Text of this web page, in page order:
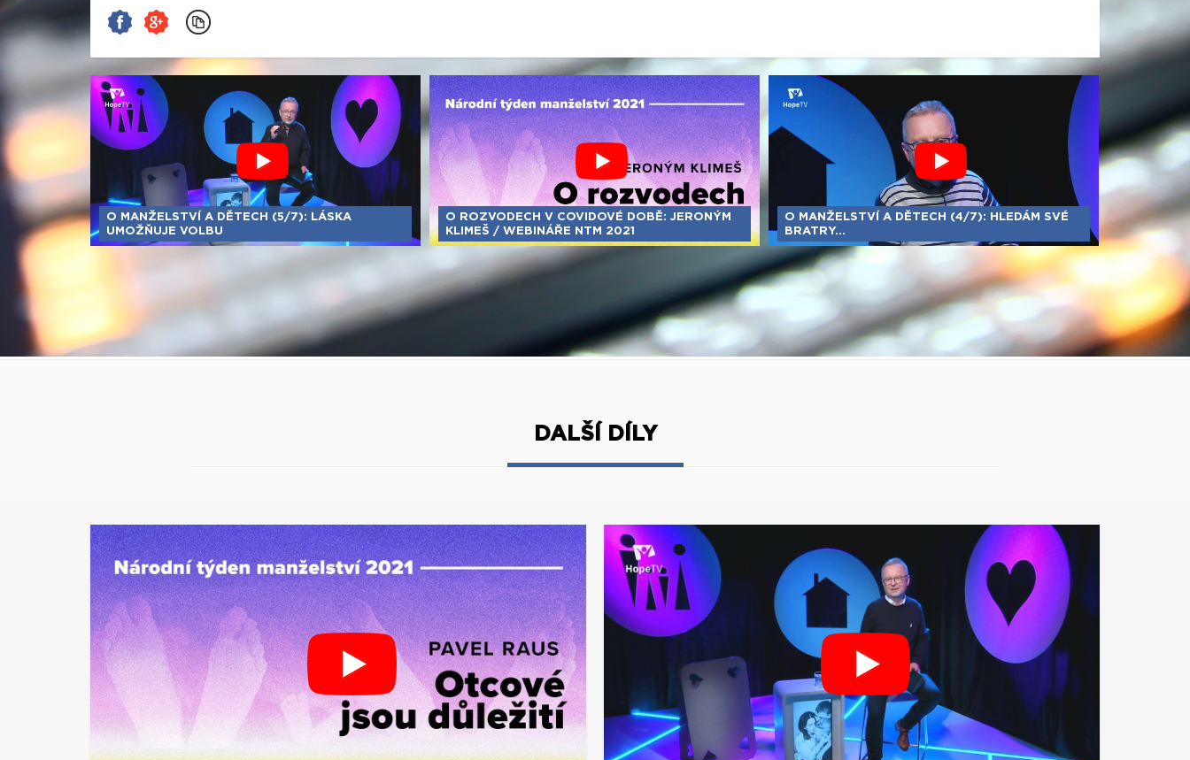
O MANŽELSTVÍ A DĚTECH (5/7): LÁSKA
UMOŽŇUJE VOLBU
O ROZVODECH V COVIDOVÉ DOBĚ: JERONÝM
KLIMEŠ / WEBINÁŘE NTM 2021
O MANŽELSTVÍ A DĚTECH (4/7): HLEDÁM SVÉ
BRATRY...
DALŠÍ DÍLY